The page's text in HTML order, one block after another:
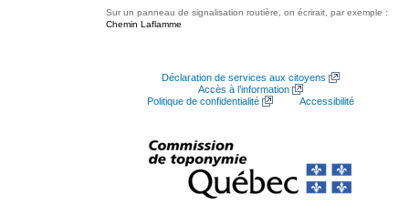
Sur un panneau de signalisation routière, on écrirait, par exemple :
Chemin Laflamme
Déclaration de services aux citoyens
Accès à l’information
Politique de confidentialité
Accessibilité